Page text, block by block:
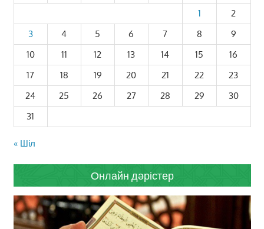
1
2
3
4 5 6 7 8
9
10
11 12 13 14 15
16
17
18 19 20 21 22
23
24
25 26 27 28 29
30
31
« Шіл
Онлайн дәрістер